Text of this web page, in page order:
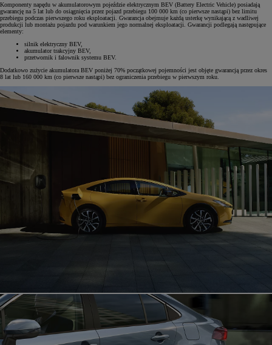
Komponenty napędu w akumulatorowym pojeździe elektrycznym BEV (Battery Electric Vehicle) posiadają
gwarancję na 5 lat lub do osiągnięcia przez pojazd przebiegu 100 000 km (co pierwsze nastąpi) bez limitu
przebiegu podczas pierwszego roku eksploatacji. Gwarancja obejmuje każdą usterkę wynikającą z wadliwej
produkcji lub montażu pojazdu pod warunkiem jego normalnej eksploatacji. Gwarancji podlegają następujące
elementy:
silnik elektryczny BEV,
akumulator trakcyjny BEV,
przetwornik i falownik systemu BEV.
Dodatkowo zużycie akumulatora BEV poniżej 70% początkowej pojemności jest objęte gwarancją przez okres
8 lat lub 160 000 km (co pierwsze nastąpi) bez ograniczenia przebiegu w pierwszym roku.